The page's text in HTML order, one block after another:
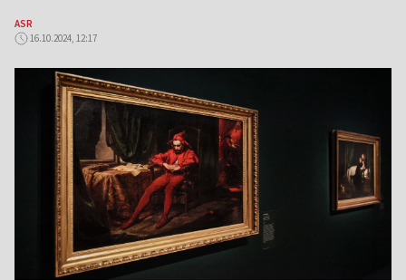
ASR
16.10.2024, 12:17